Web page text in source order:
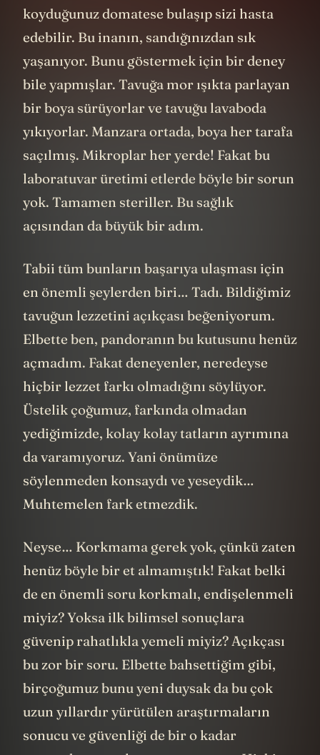
koyduğunuz domatese bulaşıp sizi hasta
edebilir. Bu inanın, sandığınızdan sık
yaşanıyor. Bunu göstermek için bir deney
bile yapmışlar. Tavuğa mor ışıkta parlayan
bir boya sürüyorlar ve tavuğu lavaboda
yıkıyorlar. Manzara ortada, boya her tarafa
saçılmış. Mikroplar her yerde! Fakat bu
laboratuvar üretimi etlerde böyle bir sorun
yok. Tamamen steriller. Bu sağlık
açısından da büyük bir adım.
Tabii tüm bunların başarıya ulaşması için
en önemli şeylerden biri… Tadı. Bildiğimiz
tavuğun lezzetini açıkçası beğeniyorum.
Elbette ben, pandoranın bu kutusunu henüz
açmadım. Fakat deneyenler, neredeyse
hiçbir lezzet farkı olmadığını söylüyor.
Üstelik çoğumuz, farkında olmadan
yediğimizde, kolay kolay tatların ayrımına
da varamıyoruz. Yani önümüze
söylenmeden konsaydı ve yeseydik…
Muhtemelen fark etmezdik.
Neyse… Korkmama gerek yok, çünkü zaten
henüz böyle bir et almamıştık! Fakat belki
de en önemli soru korkmalı, endişelenmeli
miyiz? Yoksa ilk bilimsel sonuçlara
güvenip rahatlıkla yemeli miyiz? Açıkçası
bu zor bir soru. Elbette bahsettiğim gibi,
birçoğumuz bunu yeni duysak da bu çok
uzun yıllardır yürütülen araştırmaların
sonucu ve güvenliği de bir o kadar